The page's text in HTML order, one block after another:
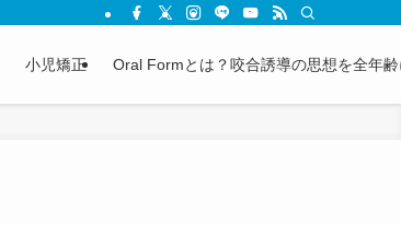
小児矯正 Oral Formとは？咬合誘導の思想を全年